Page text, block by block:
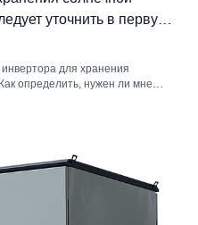
уточнить в первую
для хранения
определить, нужен ли мне
по закупкам на ранних
по-прежнему имеют
покупатель?